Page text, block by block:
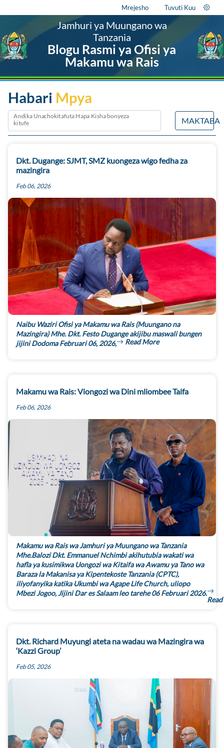
Mrejesho Tuvuti Kuu
Jamhuri ya Muungano wa
Tanzania
Blogu Rasmi ya Ofisi ya
Makamu wa Rais
Habari Mpya
Andika Unachokitafuta Hapa Kisha bonyeza
kitufe MAKTABA
Dkt. Dugange: SJMT, SMZ kuongeza wigo fedha za
mazingira
Feb 06, 2026
Naibu Waziri Ofisi ya Makamu wa Rais (Muungano na
Mazingira) Mhe. Dkt. Festo Dugange akijibu maswali bungen
jijini Dodoma Februari 06, 2026,
Read More
Makamu wa Rais: Viongozi wa Dini mliombee Taifa
Feb 06, 2026
Makamu wa Rais wa Jamhuri ya Muungano wa Tanzania
Mhe.Balozi Dkt. Emmanuel Nchimbi akihutubia wakati wa
hafla ya kusimikwa Uongozi wa Kitaifa wa Awamu ya Tano wa
Baraza la Makanisa ya Kipentekoste Tanzania (CPTC),
iliyofanyika katika Ukumbi wa Agape Life Church, uliopo
Mbezi Jogoo, Jijini Dar es Salaam leo tarehe 06 Februari 2026.
Dkt. Richard Muyungi ateta na wadau wa Mazingira wa
‘Kazzi Group’
Feb 05, 2026